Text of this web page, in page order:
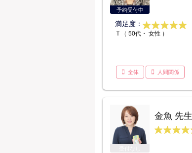
予約受付中
満足度：
Ｔ（ 50代・ 女性 ）
全体 人間関係
金魚 先生